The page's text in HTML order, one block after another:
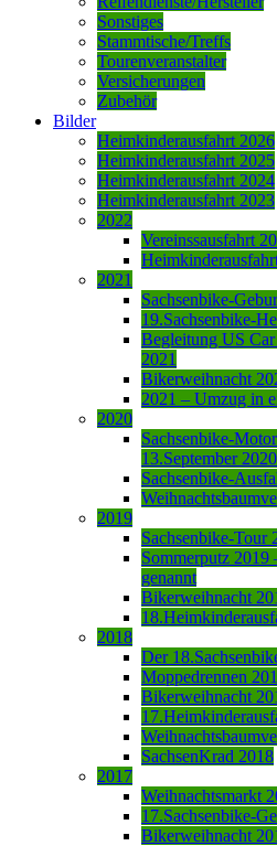
Sonstiges
Stammtische/Treffs
Tourenveranstalter
Versicherungen
Zubehör
Bilder
Heimkinderausfahrt 2026
Heimkinderausfahrt 2025
Heimkinderausfahrt 2024
Heimkinderausfahrt 2023
2022
Vereinssausfahrt
2021
Sachsenbike-
19.Sachsenbike-
Begleitung US
2021
Bikerweihnacht
2021 – Umzug in
2020
Sachsenbike-
13.September
Sachsenbike-
2019
Sachsenbike-Tour
Sommerputz
genannt
Bikerweihnacht
2018
Der
Moppedrennen
Bikerweihnacht
SachsenKrad 2018
2017
Weihnachtsmarkt
17.Sachsenbike-
Bikerweihnacht